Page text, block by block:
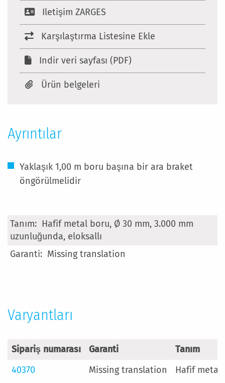
Iletişim ZARGES
Karşılaştırma Listesine Ekle
Indir veri sayfası (PDF)
Ürün belgeleri
Ayrıntılar
Yaklaşık 1,00 m boru başına bir ara braket
öngörülmelidir
Daha
Fazla
Bilgi
Hafif metal boru, Ø 30 mm, 3.000 mm
uzunluğunda, eloksallı
Missing translation
Varyantları
Sipariş numarası Garanti
Tanım
40370
Missing translation Hafif metal